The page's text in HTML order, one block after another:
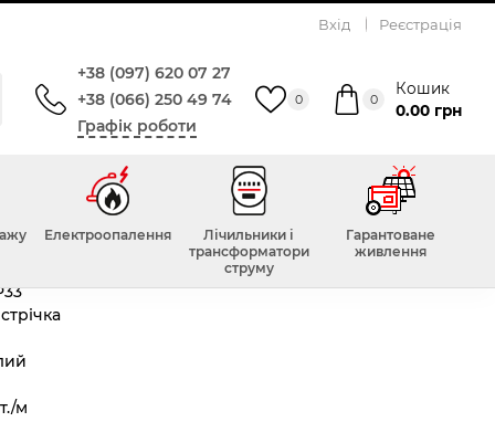
Вхід Реєстрація
+38 (097) 620 07 27
+38 (066) 250 49 74
Графік роботи
0 0
Кошик
0.00 грн
Електроопалення
Лічильники і
трансформатори
струму
Гарантоване
живлення
IP33, 6000K LED-STIL
Всього відгуків :
м